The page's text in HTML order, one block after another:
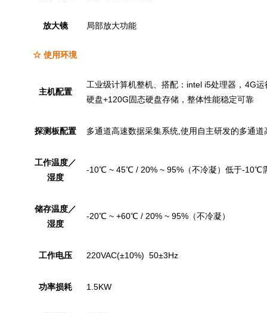
放大镜 局部放大功能
☆ 使用环境
主机配置
工业级计算机整机、搭配：intel i5处理器，4G
硬盘+120G固态硬盘存储，整体性能稳定可靠
探测板配置 多通道高速数据采集系统,使用自主研发的多通
工作温度／
湿度
-10℃ ~ 45℃ / 20% ~ 95%（不冷凝）低于-10℃
储存温度／
湿度
-20℃ ~ +60℃ / 20% ~ 95%（不冷凝）
工作电压 220VAC(±10%) 50±3Hz
功率损耗 1.5KW